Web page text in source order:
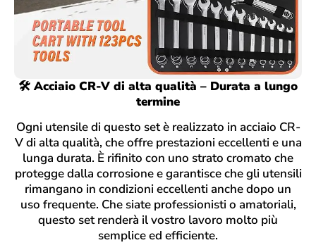
🛠️ Acciaio CR-V di alta qualità – Durata a lungo
termine
Ogni utensile di questo set è realizzato in acciaio CR-
V di alta qualità, che offre prestazioni eccellenti e una
lunga durata. È rifinito con uno strato cromato che
protegge dalla corrosione e garantisce che gli utensili
rimangano in condizioni eccellenti anche dopo un
uso frequente. Che siate professionisti o amatoriali,
questo set renderà il vostro lavoro molto più
semplice ed efficiente.